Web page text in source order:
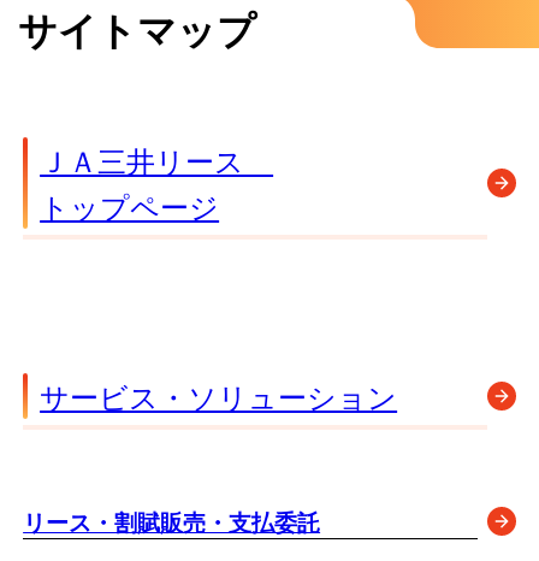
サイトマップ
ＪＡ三井リース
トップページ
サービス・ソリューション
リース・割賦販売・支払委託